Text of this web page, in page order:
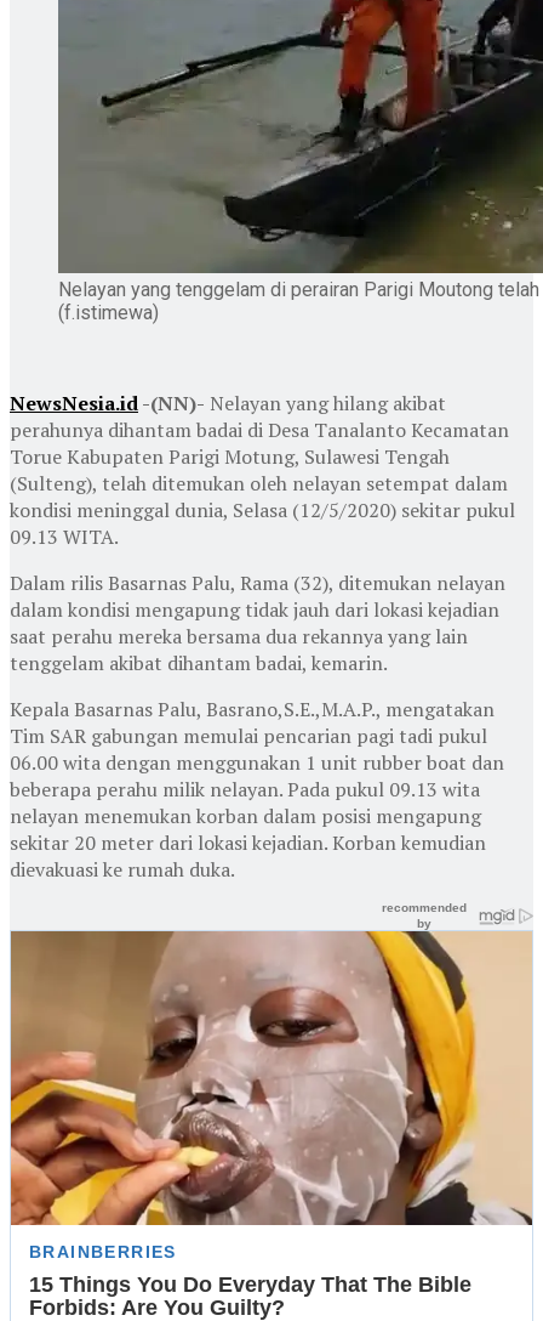
Nelayan yang tenggelam di perairan Parigi Moutong
(f.istimewa)
NewsNesia.id-(NN)- Nelayan yang hilang akibat
perahunya dihantam badai di Desa Tanalanto Kecamatan
Torue Kabupaten Parigi Motung, Sulawesi Tengah
(Sulteng), telah ditemukan oleh nelayan setempat dalam
kondisi meninggal dunia, Selasa (12/5/2020) sekitar pukul
09.13 WITA.
Dalam rilis Basarnas Palu, Rama (32), ditemukan nelayan
dalam kondisi mengapung tidak jauh dari lokasi kejadian
saat perahu mereka bersama dua rekannya yang lain
tenggelam akibat dihantam badai, kemarin.
Kepala Basarnas Palu, Basrano,S.E.,M.A.P., mengatakan
Tim SAR gabungan memulai pencarian pagi tadi pukul
06.00 wita dengan menggunakan 1 unit rubber boat dan
beberapa perahu milik nelayan. Pada pukul 09.13 wita
nelayan menemukan korban dalam posisi mengapung
sekitar 20 meter dari lokasi kejadian. Korban kemudian
dievakuasi ke rumah duka.